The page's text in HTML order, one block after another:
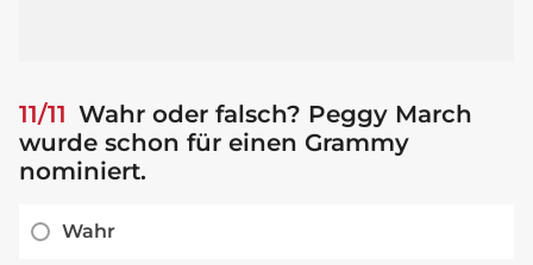
11/11 Wahr oder falsch? Peggy March
wurde schon für einen Grammy
nominiert.
Wahr